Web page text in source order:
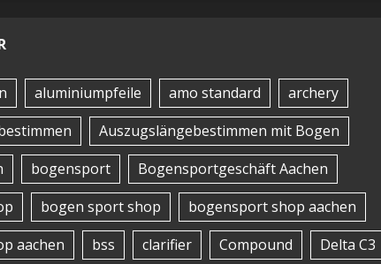
aluminiumpfeile amo standard
archery
Auszugslängebestimmen mit Bogen
bogensport
Bogensportgeschäft Aachen
bogen sport shop
bogensport shop aachen
aachen
bss clarifier Compound Delta C3